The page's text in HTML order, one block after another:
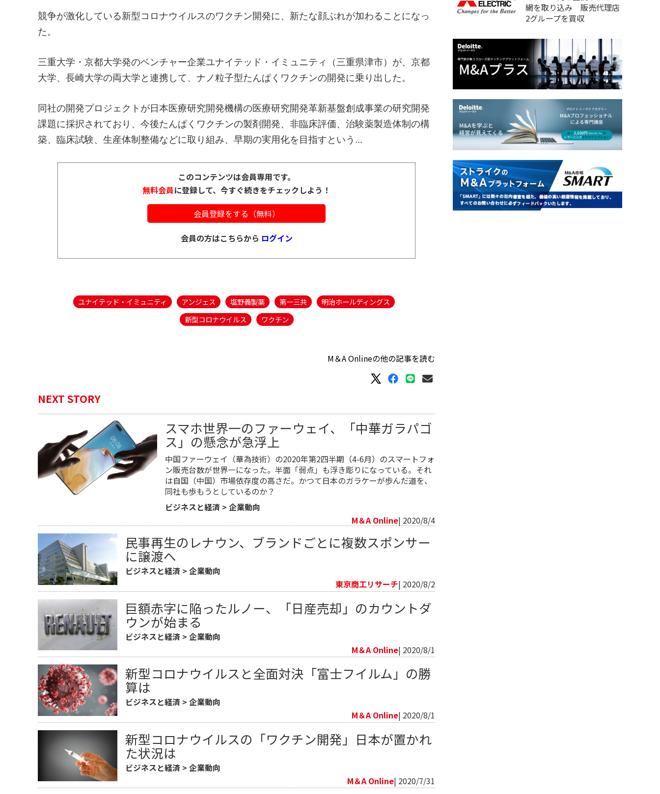
競争が激化している新型コロナウイルスのワクチン開発に、新たな顔ぶれが加わることになっ
た。
三重大学・京都大学発のベンチャー企業ユナイテッド・イミュニティ（三重県津市）が、京都
大学、長崎大学の両大学と連携して、ナノ粒子型たんぱくワクチンの開発に乗り出した。
同社の開発プロジェクトが日本医療研究開発機構の医療研究開発革新基盤創成事業の研究開発
課題に採択されており、今後たんぱくワクチンの製剤開発、非臨床評価、治験薬製造体制の構
築、臨床試験、生産体制整備などに取り組み、早期の実用化を目指すという...
このコンテンツは会員専用です。
無料会員に登録して、今すぐ続きをチェックしよう！
会員登録をする（無料）
会員の方はこちらから ログイン
ユナイテッド・イミュニティ アンジェス 塩野義製薬 第一三共
明治ホールディングス
新型コロナウイルス
ワクチン
M＆A Onlineの他の記事を読む
NEXT STORY
スマホ世界一のファーウェイ、「中華ガラパゴ
ス」の懸念が急浮上
中国ファーウェイ（華為技術）の2020年第2四半期（4-6月）のスマートフォ
ン販売台数が世界一になった。半面「弱点」も浮き彫りになっている。それ
は自国（中国）市場依存度の高さだ。かつて日本のガラケーが歩んだ道を、
同社も歩もうとしているのか？
ビジネスと経済> 企業動向
M＆A Online| 2020/8/4
民事再生のレナウン、ブランドごとに複数スポンサー
に譲渡へ
ビジネスと経済 >企業動向
東京商工リサーチ| 2020/8/2
巨額赤字に陥ったルノー、「日産売却」のカウントダ
ウンが始まる
ビジネスと経済 >企業動向
M＆A Online| 2020/8/1
新型コロナウイルスと全面対決「富士フイルム」の勝
算は
ビジネスと経済 >企業動向
M＆A Online| 2020/8/1
新型コロナウイルスの「ワクチン開発」日本が置かれ
た状況は
ビジネスと経済 >企業動向
M＆A Online| 2020/7/31
網を取り込み 販売代理店
2グループを買収